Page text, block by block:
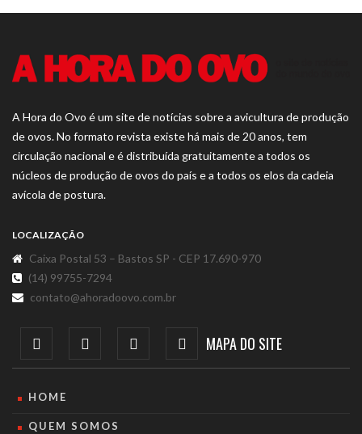
A Hora do Ovo é um site de notícias sobre a avicultura de produção
de ovos. No formato revista existe há mais de 20 anos, tem
circulação nacional e é distribuída gratuitamente a todos os
núcleos de produção de ovos do país e a todos os elos da cadeia
avícola de postura.
LOCALIZAÇÃO
Caixa Postal 53 – Bastos SP - CEP 17.690-970
(14) 99755-7294
contato@ahoradoovo.com.br
MAPA DO SITE
HOME
QUEM SOMOS